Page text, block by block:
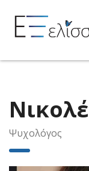
Ψυχολόγος